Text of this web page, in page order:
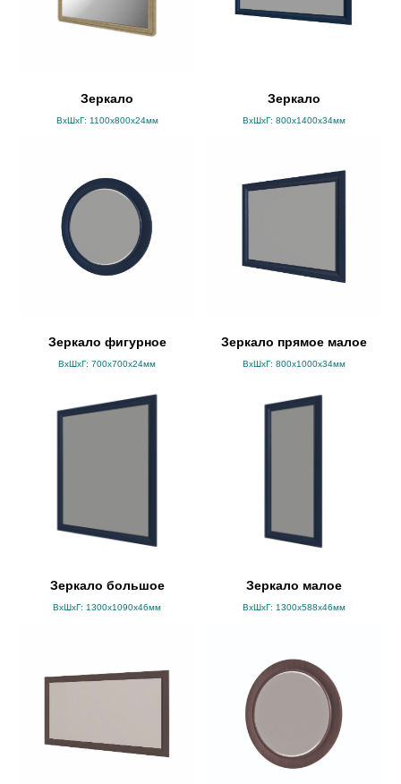
Зеркало
ВхШхГ: 1100x800x24мм
Зеркало
ВхШхГ: 800х1400х34мм
Зеркало фигурное
ВхШхГ: 700х700х24мм
Зеркало прямое малое
ВхШхГ: 800х1000х34мм
Зеркало большое
ВхШхГ: 1300х1090х46мм
Зеркало малое
ВхШхГ: 1300х588х46мм